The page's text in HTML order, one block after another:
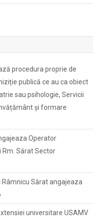
procedura proprie de
publică ce au ca obiect
sau psihologie, Servicii
și formare
Operator
Sărat Sector
Sărat angajeaza
universitare USAMV